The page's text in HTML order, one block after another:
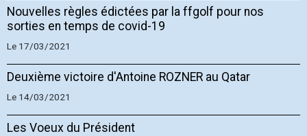
Nouvelles règles édictées par la ffgolf pour nos
sorties en temps de covid-19
Le 17/03/2021
Deuxième victoire d'Antoine ROZNER au Qatar
Le 14/03/2021
Les Voeux du Président